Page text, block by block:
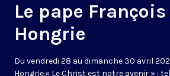
Le pape François
Hongrie
Du vendredi 28 au dimanche 30 avril
Hongrie.« Le Christ est notre avenir » :